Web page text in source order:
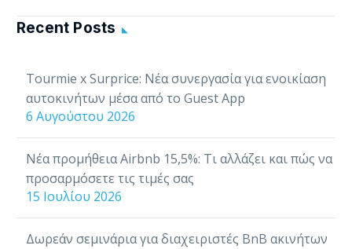
2025, τίθενται σε ισχύ
για το 2025 για όλους
τους υφιστάμενους…
Recent Posts
Tourmie x Surprice: Νέα συνεργασία για ενοικίαση
αυτοκινήτων μέσα από το Guest App
6 Αυγούστου 2026
Νέα προμήθεια Airbnb 15,5%: Τι αλλάζει και πώς να
προσαρμόσετε τις τιμές σας
15 Ιουλίου 2026
Δωρεάν σεμινάρια για διαχειριστές BnB ακινήτων